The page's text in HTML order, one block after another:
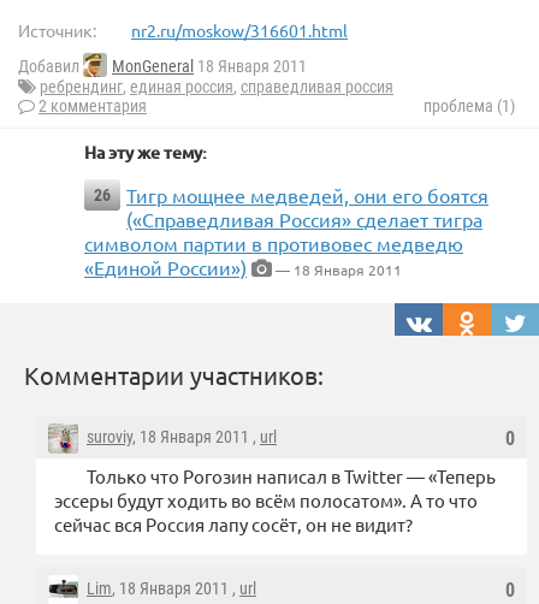
Источник: nr2.ru/moskow/316601.html
Добавил MonGeneral 18 Января 2011
ребрендинг, единая россия, справедливая россия
2 комментария
проблема (1)
На эту же тему:
26
Тигр мощнее медведей, они его боятся
(«Справедливая Россия» сделает тигра
символом партии в противовес медведю
«Единой России»)
— 18 Января 2011
Комментарии участников:
0
suroviy, 18 Января 2011 , url
Только что Рогозин написал в Twitter — «Теперь
эссеры будут ходить во всём полосатом». А то что
сейчас вся Россия лапу сосёт, он не видит?
0
Lim, 18 Января 2011 , url